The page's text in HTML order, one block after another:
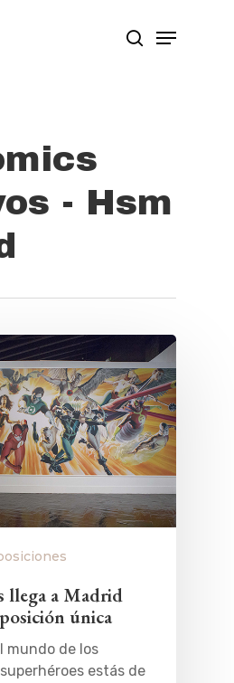
- Hsm
llega a Madrid
única
mundo de los
estás de